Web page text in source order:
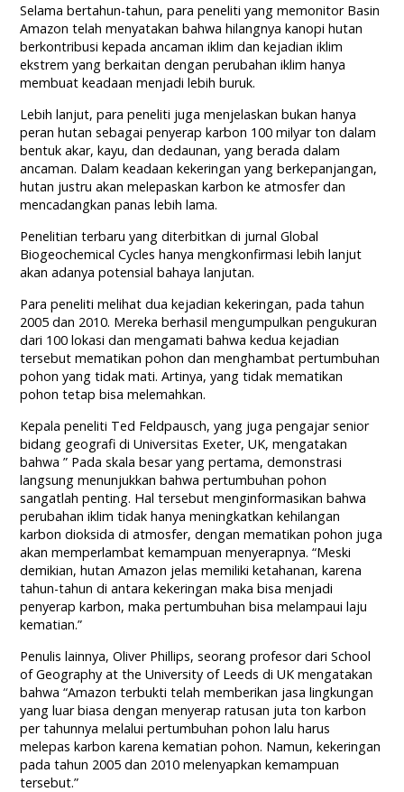
Selama bertahun-tahun, para peneliti yang memonitor Basin
Amazon telah menyatakan bahwa hilangnya kanopi hutan
berkontribusi kepada ancaman iklim dan kejadian iklim
ekstrem yang berkaitan dengan perubahan iklim hanya
membuat keadaan menjadi lebih buruk.
Lebih lanjut, para peneliti juga menjelaskan bukan hanya
peran hutan sebagai penyerap karbon 100 milyar ton dalam
bentuk akar, kayu, dan dedaunan, yang berada dalam
ancaman. Dalam keadaan kekeringan yang berkepanjangan,
hutan justru akan melepaskan karbon ke atmosfer dan
mencadangkan panas lebih lama.
Penelitian terbaru yang diterbitkan di jurnal Global
Biogeochemical Cycles hanya mengkonfirmasi lebih lanjut
akan adanya potensial bahaya lanjutan.
Para peneliti melihat dua kejadian kekeringan, pada tahun
2005 dan 2010. Mereka berhasil mengumpulkan pengukuran
dari 100 lokasi dan mengamati bahwa kedua kejadian
tersebut mematikan pohon dan menghambat pertumbuhan
pohon yang tidak mati. Artinya, yang tidak mematikan
pohon tetap bisa melemahkan.
Kepala peneliti Ted Feldpausch, yang juga pengajar senior
bidang geografi di Universitas Exeter, UK, mengatakan
bahwa ” Pada skala besar yang pertama, demonstrasi
langsung menunjukkan bahwa pertumbuhan pohon
sangatlah penting. Hal tersebut menginformasikan bahwa
perubahan iklim tidak hanya meningkatkan kehilangan
karbon dioksida di atmosfer, dengan mematikan pohon juga
akan memperlambat kemampuan menyerapnya. “Meski
demikian, hutan Amazon jelas memiliki ketahanan, karena
tahun-tahun di antara kekeringan maka bisa menjadi
penyerap karbon, maka pertumbuhan bisa melampaui laju
kematian.”
Penulis lainnya, Oliver Phillips, seorang profesor dari School
of Geography at the University of Leeds di UK mengatakan
bahwa “Amazon terbukti telah memberikan jasa lingkungan
yang luar biasa dengan menyerap ratusan juta ton karbon
per tahunnya melalui pertumbuhan pohon lalu harus
melepas karbon karena kematian pohon. Namun, kekeringan
pada tahun 2005 dan 2010 melenyapkan kemampuan
tersebut.”